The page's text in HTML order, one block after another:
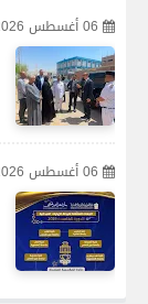
06 أغسطس 2026
06 أغسطس 2026